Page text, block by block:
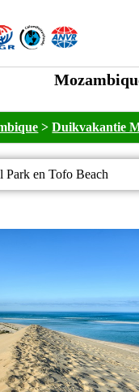
>Duikvakantie
Park en Tofo Beach